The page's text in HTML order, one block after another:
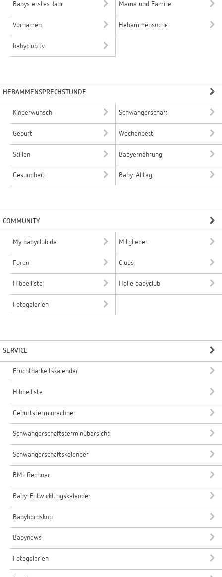
Babys erstes Jahr Mama und Familie
Vornamen Hebammensuche
babyclub.tv
HEBAMMENSPRECHSTUNDE
Kinderwunsch Schwangerschaft
Geburt Wochenbett
Stillen Babyernährung
Gesundheit Baby-Alltag
COMMUNITY
My babyclub.de Mitglieder
Foren Clubs
Hibbelliste Holle babyclub
Fotogalerien
SERVICE
Fruchtbarkeitskalender
Hibbelliste
Geburtsterminrechner
Schwangerschaftsterminübersicht
Schwangerschaftskalender
BMI-Rechner
Baby-Entwicklungskalender
Babyhoroskop
Babynews
Fotogalerien